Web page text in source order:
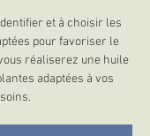
et à choisir les
pour favoriser le
réaliserez une huile
adaptées à vos